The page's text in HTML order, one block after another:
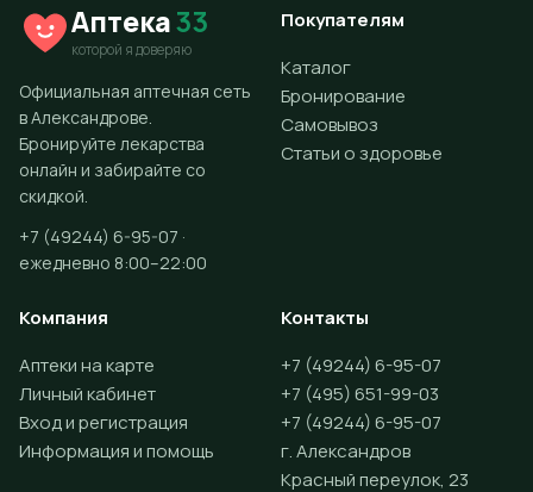
Аптека33
которой я доверяю
Официальная аптечная сеть
в Александрове.
Бронируйте лекарства
онлайн и забирайте со
скидкой.
+7 (49244) 6-95-07 ·
ежедневно 8:00–22:00
Покупателям
Каталог
Бронирование
Самовывоз
Статьи о здоровье
Компания
Аптеки на карте
Личный кабинет
Вход и регистрация
Информация и помощь
Контакты
+7 (49244) 6-95-07
+7 (495) 651-99-03
+7 (49244) 6-95-07
г. Александров
Красный переулок, 23